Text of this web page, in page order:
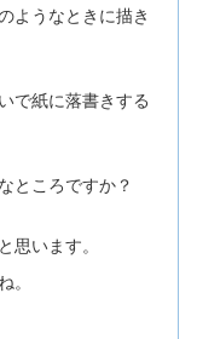
ようなときに描き
で紙に落書きする
ところですか？
います。